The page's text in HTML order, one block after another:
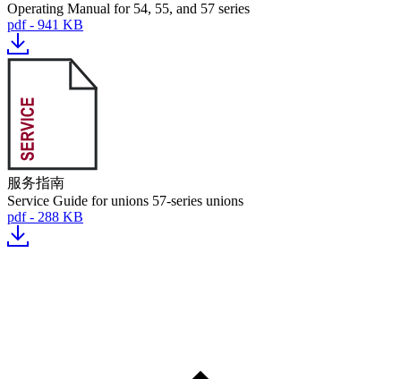
Operating Manual for 54, 55, and 57 series
pdf - 941 KB
服务指南
Service Guide for unions 57-series unions
pdf - 288 KB